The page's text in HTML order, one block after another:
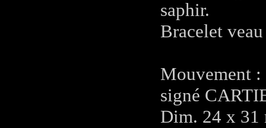
saphir.
Bracelet
Mouvement :
signé
Dim. 24 x 31